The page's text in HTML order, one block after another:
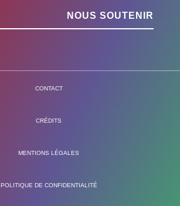
NOUS SOUTENIR
CONTACT
CRÉDITS
MENTIONS LÉGALES
POLITIQUE DE CONFIDENTIALITÉ